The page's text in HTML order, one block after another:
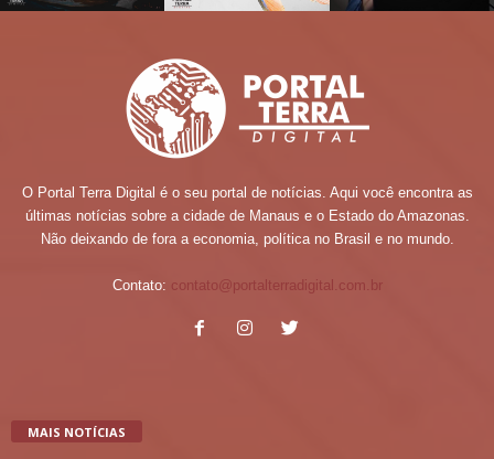
O Portal Terra Digital é o seu portal de notícias. Aqui você encontra as
últimas notícias sobre a cidade de Manaus e o Estado do Amazonas.
Não deixando de fora a economia, política no Brasil e no mundo.
Contato: contato@portalterradigital.com.br
MAIS NOTÍCIAS